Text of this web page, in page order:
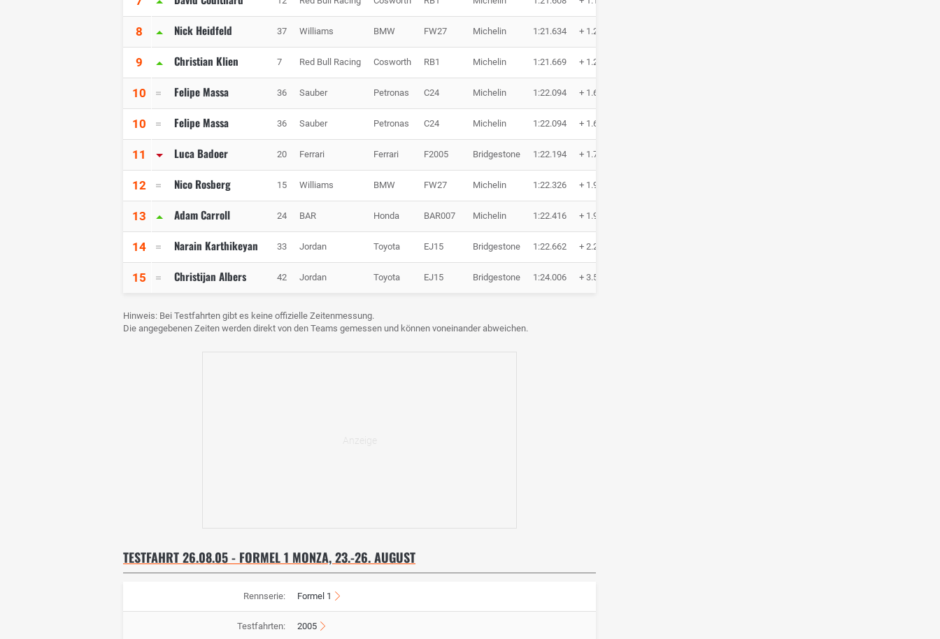
8 Nick Heidfeld 37 Williams BMW FW27 Michelin 1:21.634 + 1.208
9 Christian Klien 7 Red Bull Racing Cosworth RB1 Michelin 1:21.669 + 1.243
10 Felipe Massa 36 Sauber Petronas C24 Michelin 1:22.094 + 1.668
10 Felipe Massa 36 Sauber Petronas C24 Michelin 1:22.094 + 1.668
11 Luca Badoer 20 Ferrari Ferrari F2005 Bridgestone 1:22.194 + 1.768
12 Nico Rosberg 15 Williams BMW FW27 Michelin 1:22.326 + 1.900
13 Adam Carroll 24 BAR Honda BAR007 Michelin 1:22.416 + 1.990
14 Narain Karthikeyan 33 Jordan Toyota EJ15 Bridgestone 1:22.662 + 2.236
15 Christijan Albers 42 Jordan Toyota EJ15 Bridgestone 1:24.006 + 3.580
Hinweis: Bei Testfahrten gibt es keine offizielle Zeitenmessung.
Die angegebenen Zeiten werden direkt von den Teams gemessen und können voneinander abweichen.
TESTFAHRT 26.08.05 - FORMEL 1 MONZA, 23.-26. AUGUST
Rennserie: Formel 1
Testfahrten: 2005